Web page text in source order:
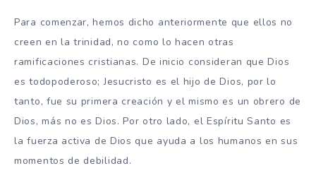
Para comenzar, hemos dicho anteriormente que ellos no
creen en la trinidad, no como lo hacen otras
ramificaciones cristianas. De inicio consideran que Dios
es todopoderoso; Jesucristo es el hijo de Dios, por lo
tanto, fue su primera creación y el mismo es un obrero de
Dios, más no es Dios. Por otro lado, el Espíritu Santo es
la fuerza activa de Dios que ayuda a los humanos en sus
momentos de debilidad.